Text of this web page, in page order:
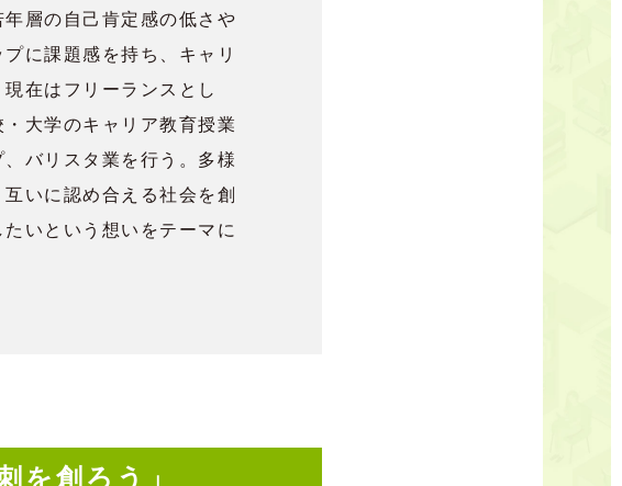
層の自己肯定感の低さや
に課題感を持ち、キャリ
在はフリーランスとし
大学のキャリア教育授業
バリスタ業を行う。多様
いに認め合える社会を創
いという想いをテーマに
を創ろう」